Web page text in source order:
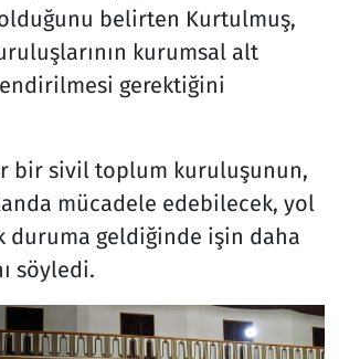
belirten Kurtulmuş,
kurumsal alt
gerektiğini
bir sivil toplum kuruluşunun,
mücadele edebilecek, yol
duruma geldiğinde işin daha
söyledi.